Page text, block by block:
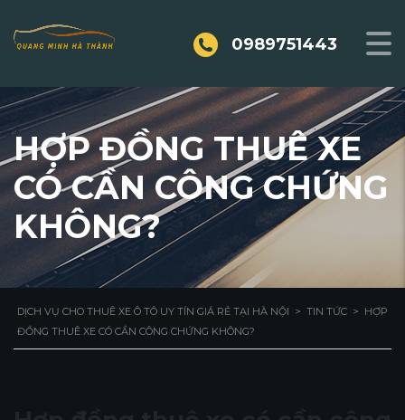
0989751443
HỢP ĐỒNG THUÊ XE
CÓ CẦN CÔNG CHỨNG
KHÔNG?
DỊCH VỤ CHO THUÊ XE Ô TÔ UY TÍN GIÁ RẺ TẠI HÀ NỘI > TIN TỨC > HỢP
ĐỒNG THUÊ XE CÓ CẦN CÔNG CHỨNG KHÔNG?